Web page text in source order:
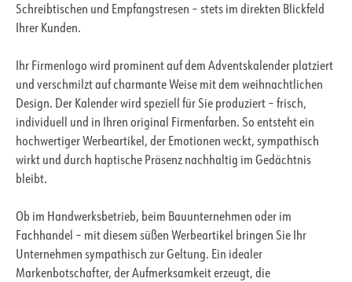
Schreibtischen und Empfangstresen – stets im direkten Blickfeld
Ihrer Kunden.
Ihr Firmenlogo wird prominent auf dem Adventskalender platziert
und verschmilzt auf charmante Weise mit dem weihnachtlichen
Design. Der Kalender wird speziell für Sie produziert – frisch,
individuell und in Ihren original Firmenfarben. So entsteht ein
hochwertiger Werbeartikel, der Emotionen weckt, sympathisch
wirkt und durch haptische Präsenz nachhaltig im Gedächtnis
bleibt.
Ob im Handwerksbetrieb, beim Bauunternehmen oder im
Fachhandel – mit diesem süßen Werbeartikel bringen Sie Ihr
Unternehmen sympathisch zur Geltung. Ein idealer
Markenbotschafter, der Aufmerksamkeit erzeugt, die